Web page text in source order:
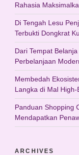
Rahasia
Di Tengah Lesu
Terbukti Dongkrat
Dari Tempat
Perbelanjaan
Membedah
Langka di Mal High-
Panduan Shopping
Mendapatkan
ARCHIVES